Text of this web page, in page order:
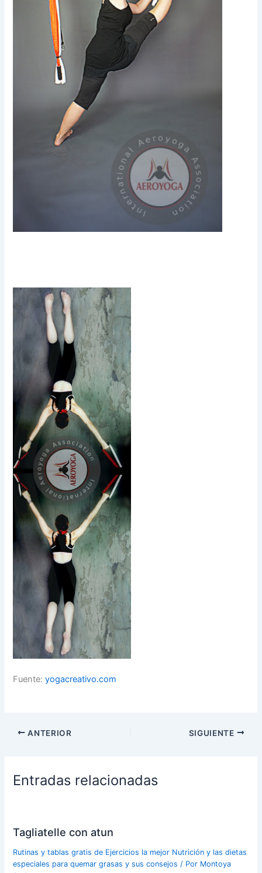
Fuente:yogacreativo.com
ANTERIOR SIGUIENTE
Entradas relacionadas
Tagliatelle con atun
Rutinas y tablas gratis de Ejercicios la mejor Nutrición y las dietas
especiales para quemar grasas y sus consejos / Por Montoya